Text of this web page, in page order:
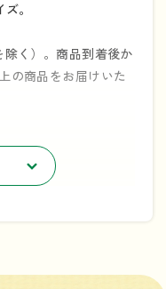
。
く）。商品到着後か
の商品をお届けいた